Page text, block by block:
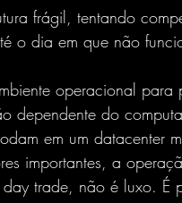
frágil, tentando
o dia em que não
operacional para
dependente do
em um datacenter
importantes, a
trade, não é luxo. É